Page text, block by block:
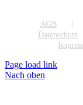
AGB
Datenschutz
Page load link
Nach oben